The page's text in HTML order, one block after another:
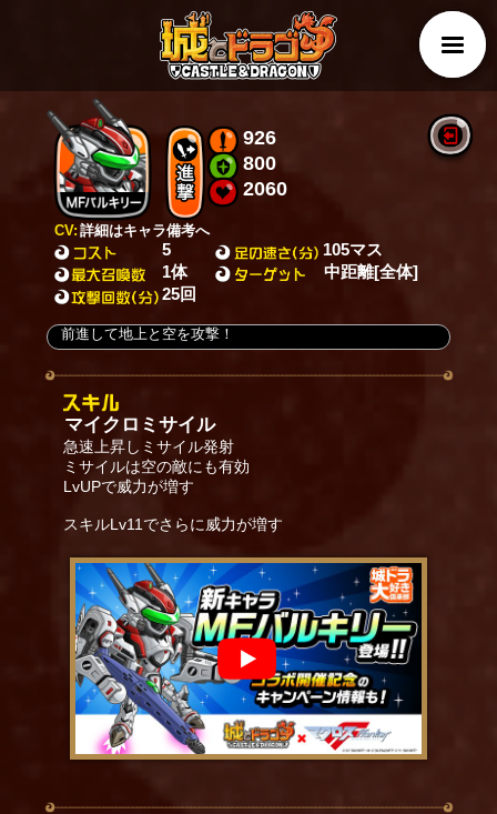
CV: 詳細はキャラ備考へ
926
800
2060
5
1体
25回
105マス
中距離[全体]
前進して地上と空を攻撃！
マイクロミサイル
急速上昇しミサイル発射
ミサイルは空の敵にも有効
LvUPで威力が増す
スキルLv11でさらに威力が増す